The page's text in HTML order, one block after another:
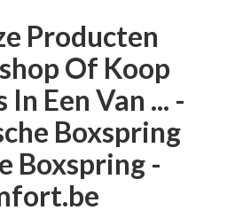
Producten
Of Koop
Een Van ... -
Boxspring
Boxspring -